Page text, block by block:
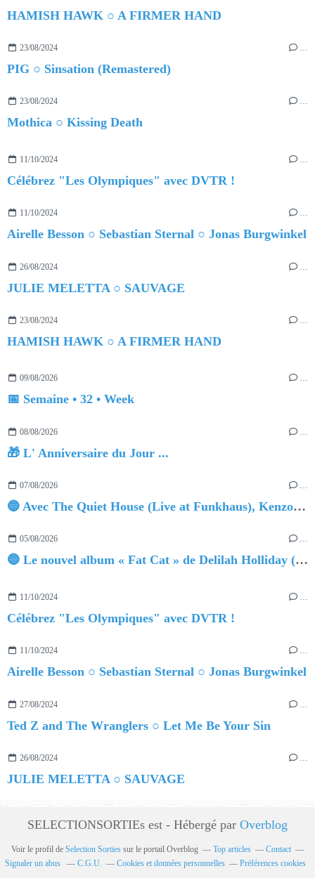
HAMISH HAWK ○ A FIRMER HAND
23/08/2024 …
PIG ○ Sinsation (Remastered)
23/08/2024 …
Mothica ○ Kissing Death
11/10/2024
Célébrez "Les Olympiques" avec DVTR !
11/10/2024 …
Airelle Besson ○ Sebastian Sternal ○ Jonas Burgwinkel
26/08/2024
JULIE MELETTA ○ SAUVAGE
23/08/2024 …
HAMISH HAWK ○ A FIRMER HAND
09/08/2026 …
📅 Semaine • 32 • Week
08/08/2026
🎁 L' Anniversaire du Jour ...
07/08/2026 …
🔵 Avec The Quiet House (Live at Funkhaus), Kenzo Zurzolo livre une performance aussi intense qu'envoûtante.
05/08/2026 …
🔵 Le nouvel album « Fat Cat » de Delilah Holliday (sortie le 30 Octobre 2026)
11/10/2024
Célébrez "Les Olympiques" avec DVTR !
11/10/2024 …
Airelle Besson ○ Sebastian Sternal ○ Jonas Burgwinkel
27/08/2024
Ted Z and The Wranglers ○ Let Me Be Your Sin
26/08/2024 …
JULIE MELETTA ○ SAUVAGE
SELECTIONSORTIEs est - Hébergé par Overblog
Voir le profil de Selection Sorties sur le portail Overblog Top articles
Contact
Signaler un abus
C.G.U. Cookies et données personnelles Préférences cookies